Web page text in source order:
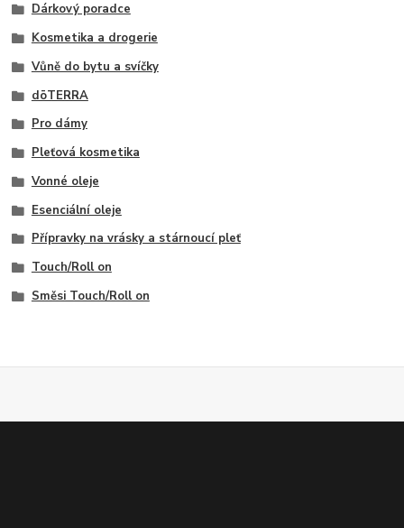
Dárkový poradce
Kosmetika a drogerie
Vůně do bytu a svíčky
dōTERRA
Pro dámy
Pleťová kosmetika
Vonné oleje
Esenciální oleje
Přípravky na vrásky a stárnoucí pleť
Touch/Roll on
Směsi Touch/Roll on